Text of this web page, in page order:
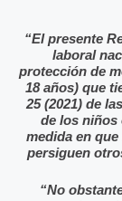
“El presente
laboral
protección de
18 años) que
25 (2021) de
de los niños
medida en
persiguen
“No